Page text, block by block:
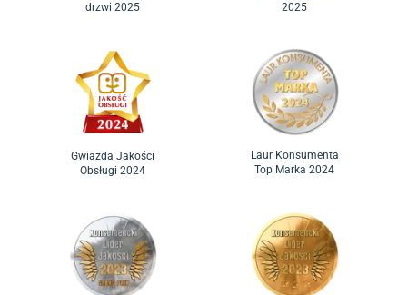
drzwi 2025
2025
Gwiazda Jakości
Obsługi 2024
Laur Konsumenta
Top Marka 2024